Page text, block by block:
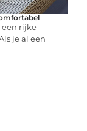
een rijke
je al een